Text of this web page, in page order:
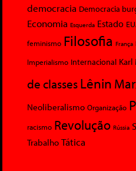
democracia Democracia
Economia Esquerda Estado
feminismo Filosofia França
Imperialismo Internacional Karl
de classesLênin
Neoliberalismo Organização
racismo Revolução Rússia
Trabalho Tática